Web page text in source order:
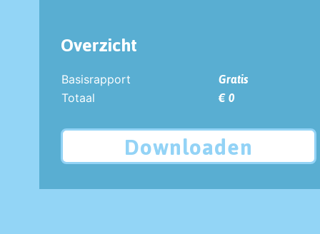
Overzicht
Basisrapport
Gratis
Totaal
€ 0
Downloaden